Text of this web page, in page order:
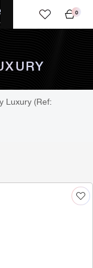
panier
0
Luxury (Ref: